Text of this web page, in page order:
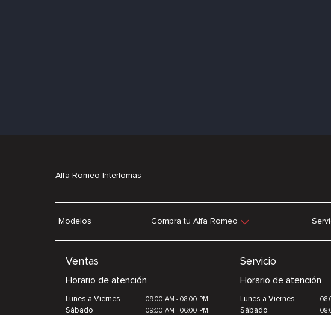
Alfa Romeo Interlomas
Modelos Compra tu Alfa Romeo
Ventas
Horario de atención
Lunes a Viernes 09:00 AM - 08:00 PM
Sábado 09:00 AM - 06:00 PM
Servicio
Horario de atención
Lunes a Viernes
Sábado